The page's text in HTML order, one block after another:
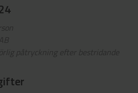
påtryckning efter bestridande